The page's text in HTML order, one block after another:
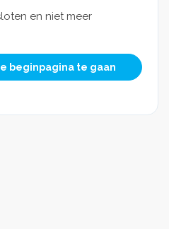
en niet meer
beginpagina te gaan